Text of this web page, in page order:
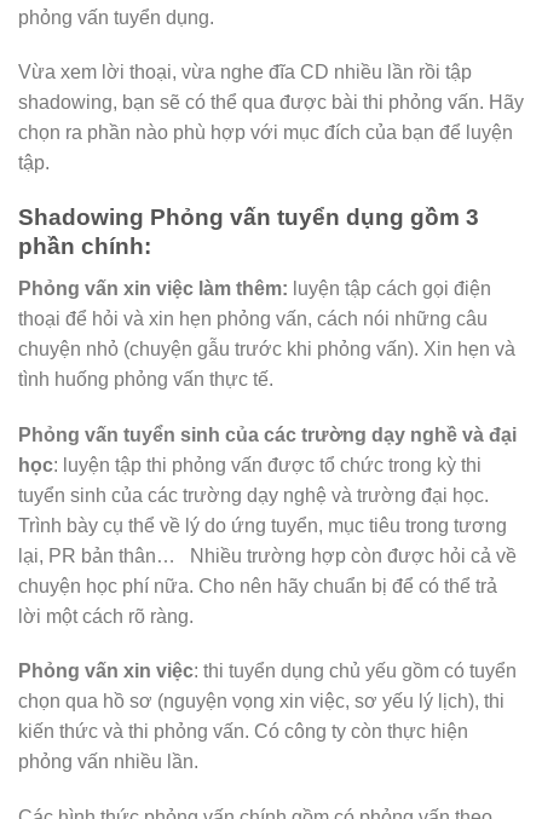
phỏng vấn tuyển dụng.
Vừa xem lời thoại, vừa nghe đĩa CD nhiều lần rồi tập
shadowing, bạn sẽ có thể qua được bài thi phỏng vấn. Hãy
chọn ra phần nào phù hợp với mục đích của bạn để luyện
tập.
Shadowing Phỏng vấn tuyển dụng gồm 3
phần chính:
Phỏng vấn xin việc làm thêm: luyện tập cách gọi điện
thoại để hỏi và xin hẹn phỏng vấn, cách nói những câu
chuyện nhỏ (chuyện gẫu trước khi phỏng vấn). Xin hẹn và
tình huống phỏng vấn thực tế.
Phỏng vấn tuyển sinh của các trường dạy nghề và đại
học: luyện tập thi phỏng vấn được tổ chức trong kỳ thi
tuyển sinh của các trường dạy nghệ và trường đại học.
Trình bày cụ thể về lý do ứng tuyển, mục tiêu trong tương
lại, PR bản thân… Nhiều trường hợp còn được hỏi cả về
chuyện học phí nữa. Cho nên hãy chuẩn bị để có thể trả
lời một cách rõ ràng.
Phỏng vấn xin việc: thi tuyển dụng chủ yếu gồm có tuyển
chọn qua hồ sơ (nguyện vọng xin việc, sơ yếu lý lịch), thi
kiến thức và thi phỏng vấn. Có công ty còn thực hiện
phỏng vấn nhiều lần.